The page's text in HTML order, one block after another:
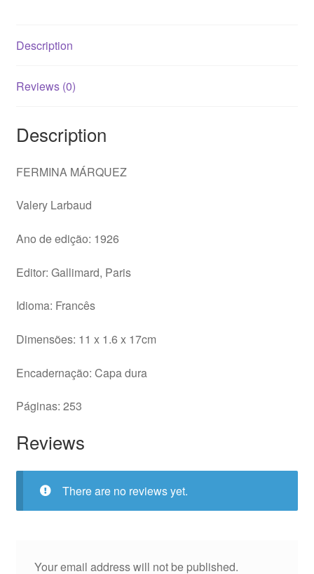
Description
Reviews (0)
Description
FERMINA MÁRQUEZ
Valery Larbaud
Ano de edição: 1926
Editor: Gallimard, Paris
Idioma: Francês
Dimensões: 11 x 1.6 x 17cm
Encadernação: Capa dura
Páginas: 253
Reviews
There are no reviews yet.
Your email address will not be published.